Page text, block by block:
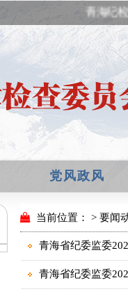
青海纪
党风政风